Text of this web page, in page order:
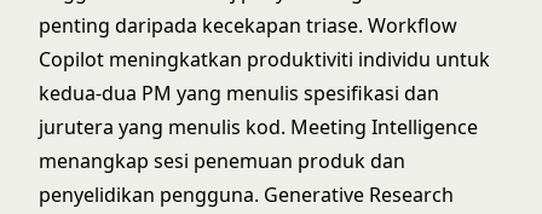
penting daripada kecekapan triase. Workflow
Copilot meningkatkan produktiviti individu untuk
kedua-dua PM yang menulis spesifikasi dan
jurutera yang menulis kod. Meeting Intelligence
menangkap sesi penemuan produk dan
penyelidikan pengguna. Generative Research